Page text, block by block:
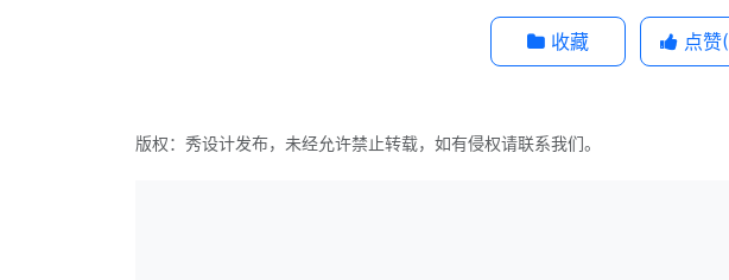
收藏 点赞(
版权：秀设计发布，未经允许禁止转载，如有侵权请联系我们。